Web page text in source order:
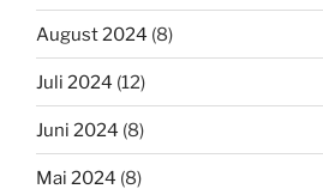
August 2024 (8)
Juli 2024 (12)
Juni 2024 (8)
Mai 2024 (8)